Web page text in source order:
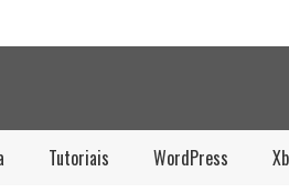
Tutoriais WordPress